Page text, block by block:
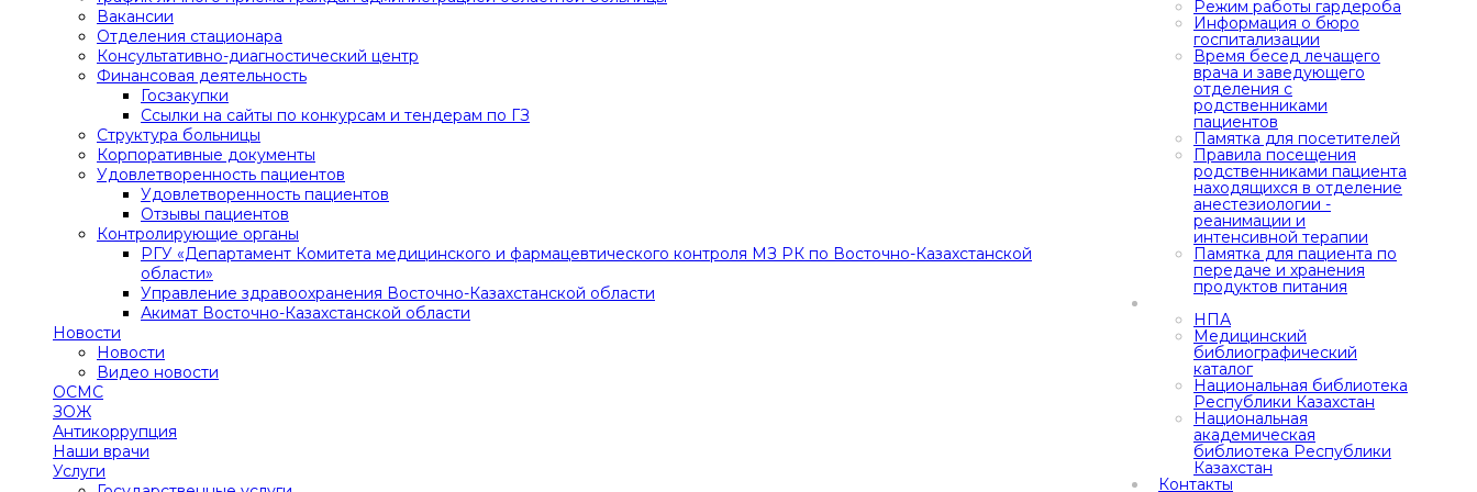
Режим работы гардероба
Информация о бюро
госпитализации
Время бесед лечащего
врача и заведующего
отделения с
родственниками
пациентов
Памятка для посетителей
Правила посещения
родственниками пациента
находящихся в отделение
анестезиологии -
реанимации и
интенсивной терапии
Памятка для пациента по
передаче и хранения
продуктов питания
НПА
Медицинский
библиографический
каталог
Национальная библиотека
Республики Казахстан
Национальная
академическая
библиотека Республики
Казахстан
Контакты
Вакансии
Отделения стационара
Консультативно-диагностический центр
Финансовая деятельность
Госзакупки
Ссылки на сайты по конкурсам и тендерам по ГЗ
Структура больницы
Корпоративные документы
Удовлетворенность пациентов
Удовлетворенность пациентов
Отзывы пациентов
Контролирующие органы
РГУ «Департамент Комитета медицинского и фармацевтического контроля МЗ РК по Восточно-Казахстанской
области»
Управление здравоохранения Восточно-Казахстанской области
Акимат Восточно-Казахстанской области
Новости
Новости
Видео новости
ОСМС
ЗОЖ
Антикоррупция
Наши врачи
Услуги